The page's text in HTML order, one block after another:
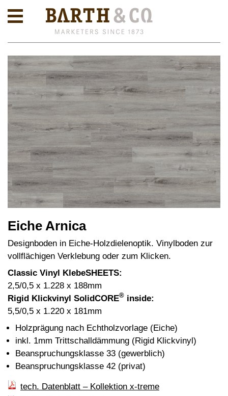
Eiche Arnica
Designboden in Eiche-Holzdielenoptik. Vinylboden zur
vollflächigen Verklebung oder zum Klicken.
Classic Vinyl KlebeSHEETS:
2,5/0,5 x 1.228 x 188mm
Rigid Klickvinyl SolidCORE® inside:
5,5/0,5 x 1.220 x 181mm
Holzprägung nach Echtholzvorlage (Eiche)
inkl. 1mm Trittschalldämmung (Rigid Klickvinyl)
Beanspruchungsklasse 33 (gewerblich)
Beanspruchungsklasse 42 (privat)
tech. Datenblatt – Kollektion x-treme